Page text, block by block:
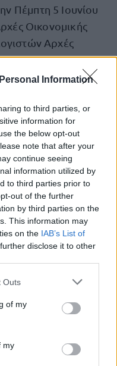
Information
to third parties, or
information for
the below opt-out
note that after your
continue seeing
information utilized by
to third parties prior to
out of the further
by third parties on the
This information may
on the IAB’s List of
disclose it to other
one or more Google
You may click to
its third-party tags to
in below Google
Outs
of my
my
Πέμπτη 5 Ιουνίου
Οικονομικής
Αρχές
Αθλητισμού, το
γιατους
ως εξής:
Δίκαιο
- Εφαρμογές,
Στοιχεία
Ναυσιπλοΐα